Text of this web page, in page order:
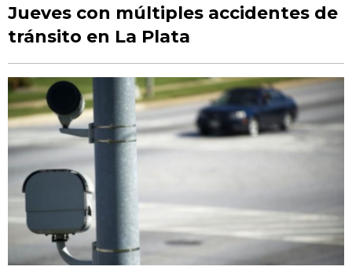
Jueves con múltiples accidentes de
tránsito en La Plata